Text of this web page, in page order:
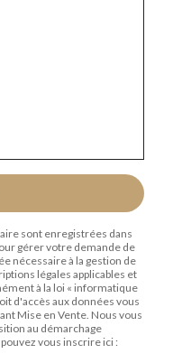
sont enregistrées dans
gérer votre demande de
nécessaire à la gestion de
légales applicables et
à la loi « informatique
d'accès aux données vous
Mise en Vente. Nous vous
au démarchage
vous inscrire ici :